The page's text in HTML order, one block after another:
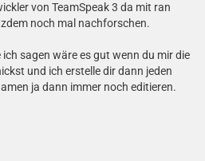
von TeamSpeak 3 da mit ran
noch mal nachforschen.
sagen wäre es gut wenn du mir die
und ich erstelle dir dann jeden
ja dann immer noch editieren.